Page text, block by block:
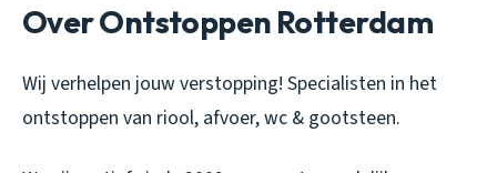
Over Ontstoppen Rotterdam
Wij verhelpen jouw verstopping! Specialisten in het
ontstoppen van riool, afvoer, wc & gootsteen.